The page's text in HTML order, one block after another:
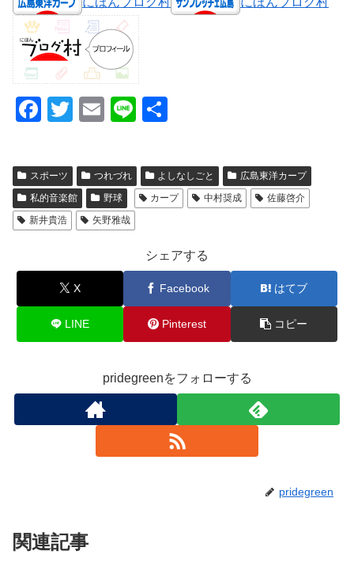
F
c
e
b
o
T
tt
er
E
ail
Li
e
スポーツ つれづれ よしなしごと
広島東洋カープ
私的音楽館
野球 カープ 中村奨成
佐藤啓介
新井貴浩
矢野雅哉
シェアする
X Facebook はてブ
LINE Pinterest コピー
pridegreenをフォローする
pridegreen
関連記事